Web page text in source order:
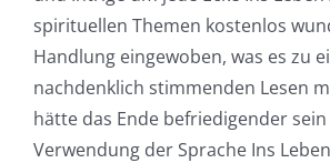
spirituellen Themen kostenlos
Handlung eingewoben, was es zu
nachdenklich stimmenden Lesen
hätte das Ende befriedigender
Verwendung der Sprache Ins